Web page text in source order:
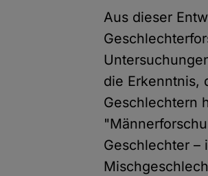
Aus dieser
die Erkenntnis,
Geschlechtern
Geschlechter –